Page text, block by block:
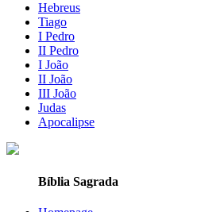
Hebreus
Tiago
I Pedro
II Pedro
I João
II João
III João
Judas
Apocalipse
Bíblia Sagrada